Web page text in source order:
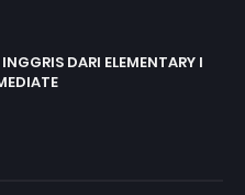
DARI ELEMENTARY I